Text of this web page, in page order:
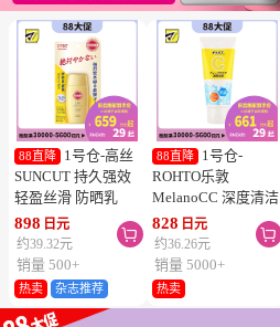
88直降
1号仓-高丝
SUNCUT 持久强效
轻盈丝滑 防晒乳
SPF50+ PA++++
50ml
898 日元
约39.32元

销量 500+
热卖 杂志推荐
88直降
1号仓-
ROHTO乐敦
MelanoCC 深度清洁
酵素洗面奶 130g
828 日元
约36.26元

销量 5000+
热卖